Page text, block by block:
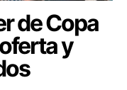
de Copa
y